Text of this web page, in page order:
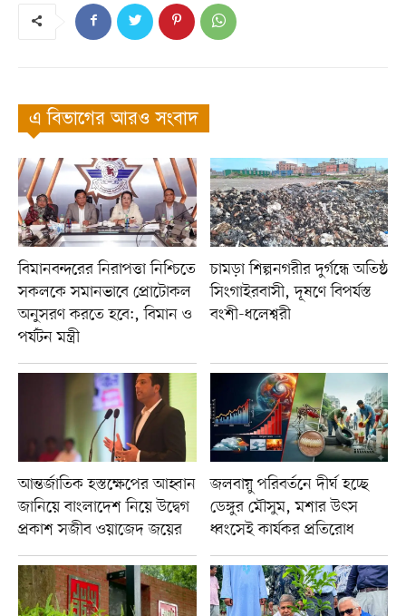
এ বিভাগের আরও সংবাদ
বিমানবন্দরের নিরাপত্তা নিশ্চিতে
সকলকে সমানভাবে প্রোটোকল
অনুসরণ করতে হবে:, বিমান ও
পর্যটন মন্ত্রী
চামড়া শিল্পনগরীর দুর্গন্ধে অতিষ্ঠ
সিংগাইরবাসী, দূষণে বিপর্যস্ত
বংশী-ধলেশ্বরী
আন্তর্জাতিক হস্তক্ষেপের আহ্বান
জানিয়ে বাংলাদেশ নিয়ে উদ্বেগ
প্রকাশ সজীব ওয়াজেদ জয়ের
জলবায়ু পরিবর্তনে দীর্ঘ হচ্ছে
ডেঙ্গুর মৌসুম, মশার উৎস
ধ্বংসেই কার্যকর প্রতিরোধ